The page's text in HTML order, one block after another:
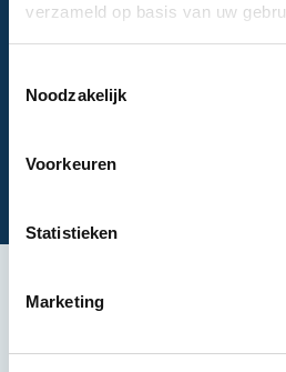
verzameld op basis van uw
Noodzakelijk
Voorkeuren
Statistieken
Marketing